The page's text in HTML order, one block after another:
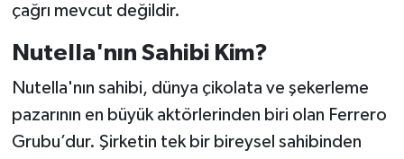
çağrı mevcut değildir.
Nutella'nın Sahibi Kim?
Nutella'nın sahibi, dünya çikolata ve şekerleme
pazarının en büyük aktörlerinden biri olan Ferrero
Grubu’dur. Şirketin tek bir bireysel sahibinden